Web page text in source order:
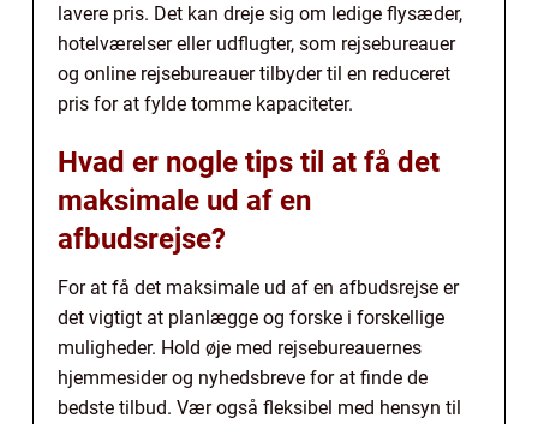
lavere pris. Det kan dreje sig om ledige flysæder,
hotelværelser eller udflugter, som rejsebureauer
og online rejsebureauer tilbyder til en reduceret
pris for at fylde tomme kapaciteter.
Hvad er nogle tips til at få det
maksimale ud af en
afbudsrejse?
For at få det maksimale ud af en afbudsrejse er
det vigtigt at planlægge og forske i forskellige
muligheder. Hold øje med rejsebureauernes
hjemmesider og nyhedsbreve for at finde de
bedste tilbud. Vær også fleksibel med hensyn til